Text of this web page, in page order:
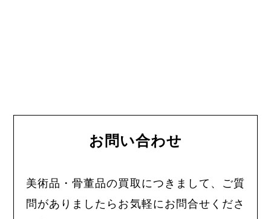
お問い合わせ
美術品・骨董品の買取につきまして、ご質
問がありましたらお気軽にお問合せくださ